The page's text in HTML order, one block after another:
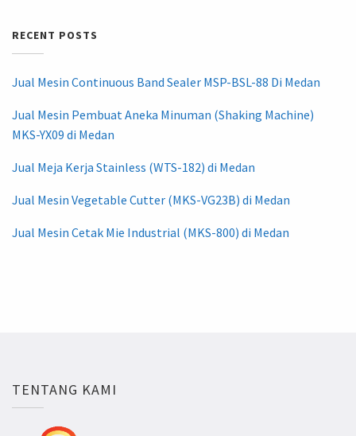
RECENT POSTS
Jual Mesin Continuous Band Sealer MSP-BSL-88 Di Medan
Jual Mesin Pembuat Aneka Minuman (Shaking Machine)
MKS-YX09 di Medan
Jual Meja Kerja Stainless (WTS-182) di Medan
Jual Mesin Vegetable Cutter (MKS-VG23B) di Medan
Jual Mesin Cetak Mie Industrial (MKS-800) di Medan
TENTANG KAMI